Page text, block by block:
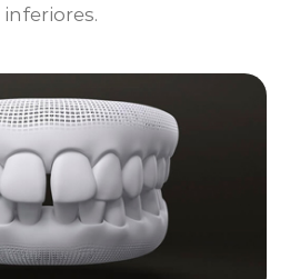
inferiores.